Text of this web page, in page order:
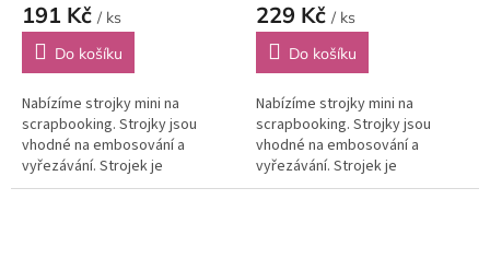
191 Kč / ks
Do košíku
Nabízíme strojky mini na
scrapbooking. Strojky jsou
vhodné na embosování a
vyřezávání. Strojek je
všestranný lisovací přístroj pro
229 Kč / ks
Do košíku
Nabízíme strojky mini na
scrapbooking. Strojky jsou
vhodné na embosování a
vyřezávání. Strojek je
všestranný lisovací přístroj pro